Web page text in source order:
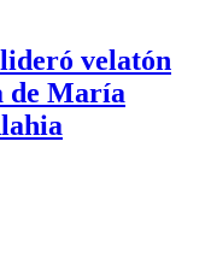
velatón
de María